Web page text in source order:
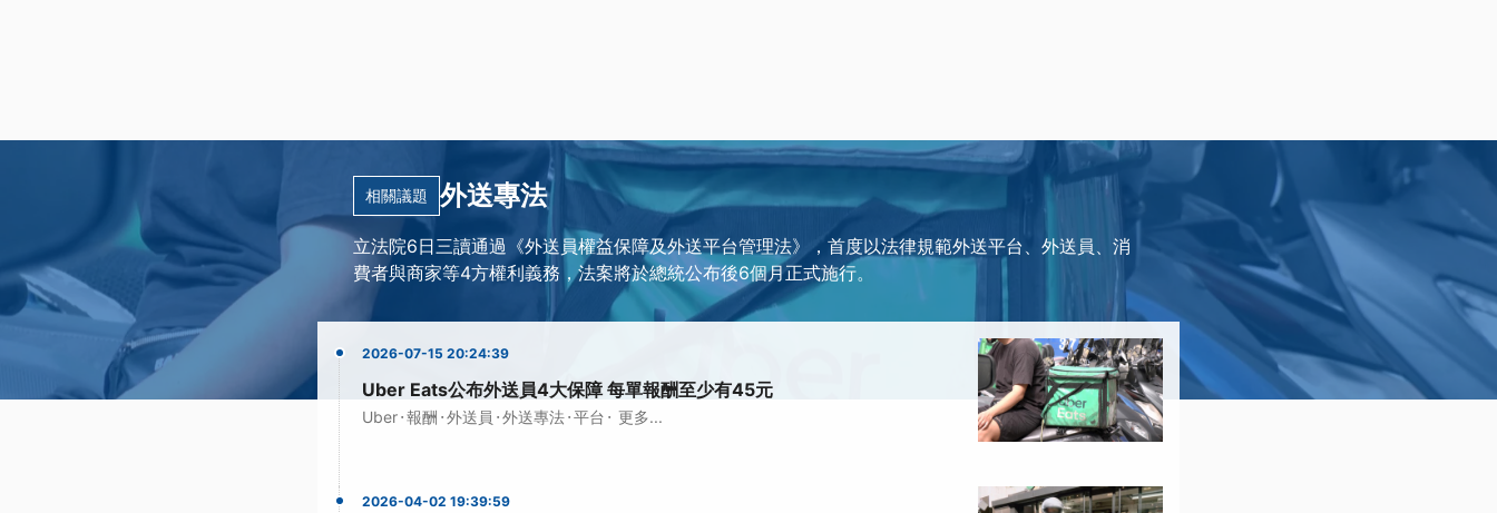
相關議題 外送專法
立法院6日三讀通過《外送員權益保障及外送平台管理法》，首度以法律規範外送平台、外送員、消
費者與商家等4方權利義務，法案將於總統公布後6個月正式施行。
2026-07-15 20:24:39
Uber Eats公布外送員4大保障 每單報酬至少有45元
Uber·報酬 ·外送員 ·外送專法·平台 · 更多...
2026-04-02 19:39:59